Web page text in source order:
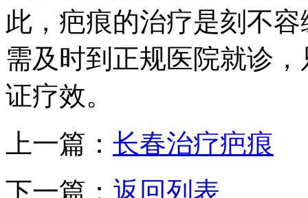
此，疤痕的治疗是刻不
需及时到正规医院就诊
证疗效。
上一篇： 长春治疗疤痕
下一篇： 返回列表